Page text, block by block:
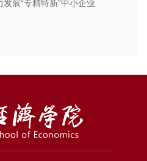
展“专精特新”中小企业